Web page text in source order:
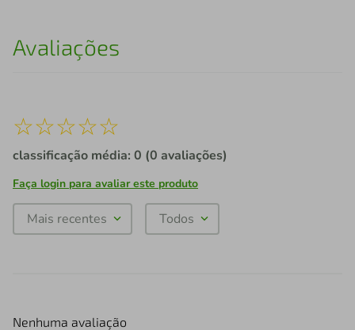
Avaliações
☆☆☆☆☆
classificação média: 0 (0 avaliações)
Faça login para avaliar este produto
Mais recentes Todos
Nenhuma avaliação